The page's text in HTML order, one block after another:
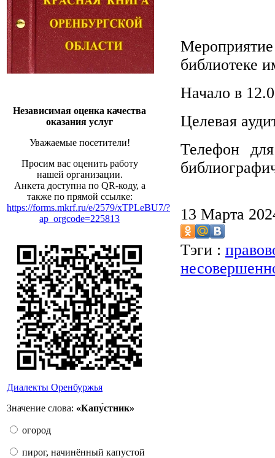
Независимая оценка качества
оказания услуг
Уважаемые посетители!
Просим вас оценить работу
нашей организации.
Анкета доступна по QR-коду, а
также по прямой ссылке:
https://forms.mkrf.ru/e/2579/xTPLeBU7/?
ap_orgcode=225813
Диалекты Оренбуржья
Значение слова: «Капу́стник»
огород
пирог, начинённый капустой
библиотеке
Начало в
Целевая
Телефон
13 Марта
Тэги :